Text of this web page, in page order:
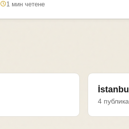
1 мин четене
İstanbul
4